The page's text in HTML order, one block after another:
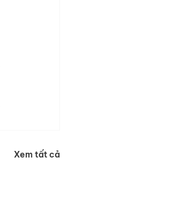
Xem tất cả